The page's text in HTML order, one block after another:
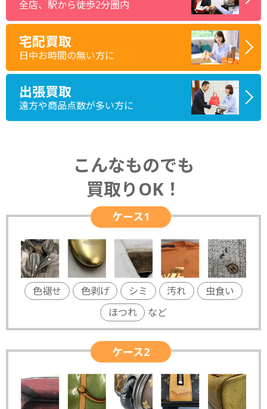
全店、駅から徒歩2分圏内
宅配買取
日中お時間の無い方に
出張買取
遠方や商品点数が多い方に
こんなものでも
買取りOK！
ケース1
色褪せ 色剥げ シミ 汚れ
虫食い
ほつれ
など
ケース2